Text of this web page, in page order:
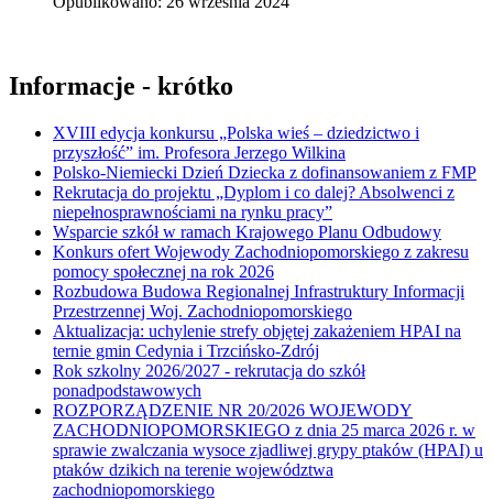
Informacje - krótko
XVIII edycja konkursu „Polska wieś – dziedzictwo i
przyszłość” im. Profesora Jerzego Wilkina
Polsko-Niemiecki Dzień Dziecka z dofinansowaniem z FMP
Rekrutacja do projektu „Dyplom i co dalej? Absolwenci z
niepełnosprawnościami na rynku pracy”
Wsparcie szkół w ramach Krajowego Planu Odbudowy
Konkurs ofert Wojewody Zachodniopomorskiego z zakresu
pomocy społecznej na rok 2026
Rozbudowa Budowa Regionalnej Infrastruktury Informacji
Przestrzennej Woj. Zachodniopomorskiego
Aktualizacja: uchylenie strefy objętej zakażeniem HPAI na
ternie gmin Cedynia i Trzcińsko-Zdrój
Rok szkolny 2026/2027 - rekrutacja do szkół
ponadpodstawowych
ROZPORZĄDZENIE NR 20/2026 WOJEWODY
ZACHODNIOPOMORSKIEGO z dnia 25 marca 2026 r. w
sprawie zwalczania wysoce zjadliwej grypy ptaków (HPAI) u
ptaków dzikich na terenie województwa
zachodniopomorskiego